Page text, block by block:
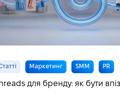
Маркетинг SMM PR
для бренду: як бути